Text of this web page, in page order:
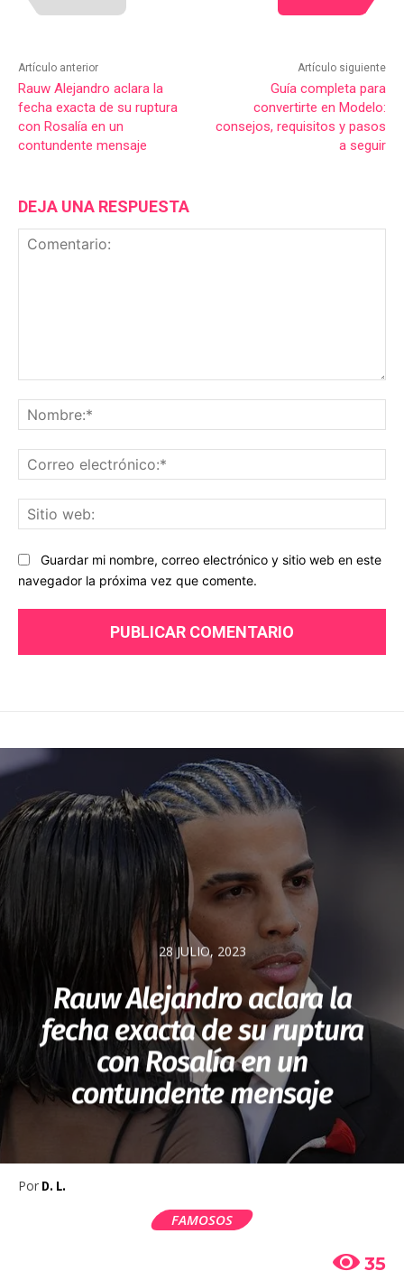
Artículo anterior
Rauw Alejandro aclara la
fecha exacta de su ruptura
con Rosalía en un
contundente mensaje
Artículo siguiente
Guía completa para
convertirte en Modelo:
consejos, requisitos y pasos
a seguir
DEJA UNA RESPUESTA
Guardar mi nombre, correo electrónico y sitio web en este
navegador la próxima vez que comente.